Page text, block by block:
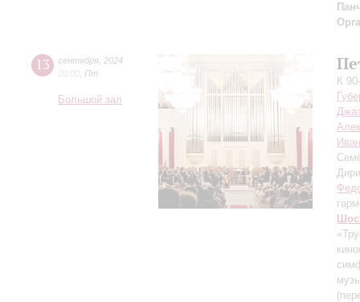
13 сентября 2024
20:00 Пт
Большой зал
К